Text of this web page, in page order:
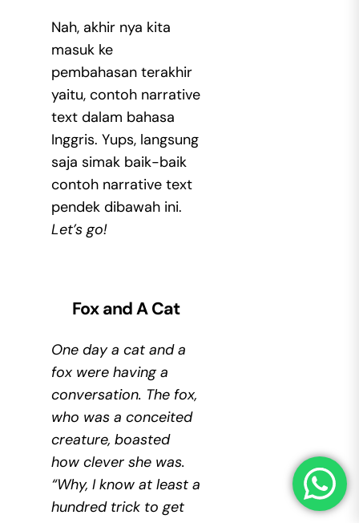
Nah, akhir nya kita
masuk ke
pembahasan terakhir
yaitu, contoh narrative
text dalam bahasa
Inggris. Yups, langsung
saja simak baik-baik
contoh narrative text
pendek dibawah ini.
Let’s go!
Fox and A Cat
One day a cat and a
fox were having a
conversation. The fox,
who was a conceited
creature, boasted
how clever she was.
“Why, I know at least a
hundred trick to get